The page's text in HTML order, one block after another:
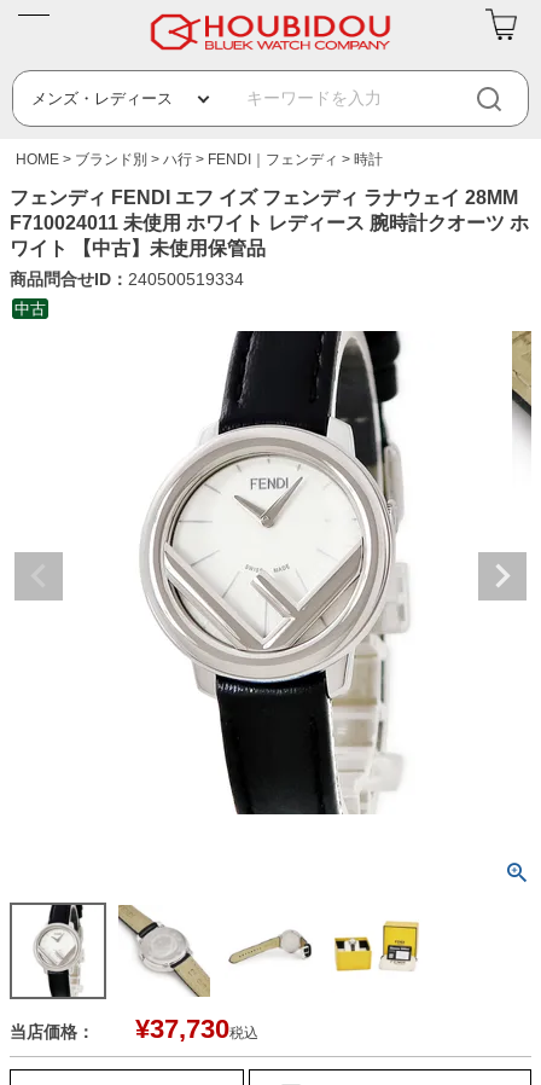
HOME ブランド別 ハ行 FENDI｜フェンディ 時計
フェンディ FENDI エフ イズ フェンディ ラナウェイ 28MM
F710024011 未使用 ホワイト レディース 腕時計クオーツ ホ
ワイト 【中古】未使用保管品
商品問合せID： 240500519334
中古
当店価格： ¥37,730税込